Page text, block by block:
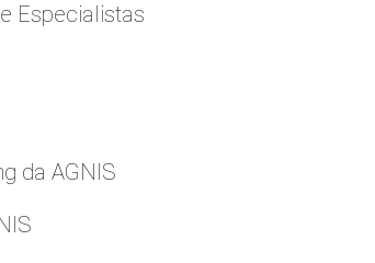
Especialistas
da AGNIS